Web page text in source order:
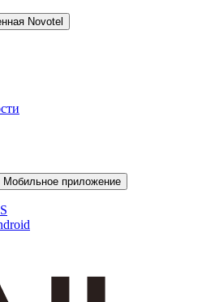
Novotel
Мобильное приложение